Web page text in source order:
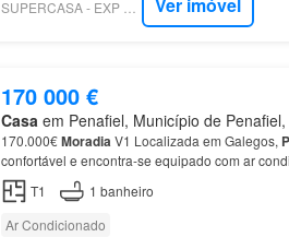
Ver imóvel
170 000 €
Casa em Penafiel, Município de
170.000€MoradiaV1 Localizada em Galegos,
confortável e encontra-se equipado com ar
Localizada numa
T1 1 banheiro
Ar Condicionado